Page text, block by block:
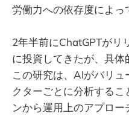
労働力への依存度によっ
2年半前にChatGPTがリ
に投資してきたが、具体
この研究は、AIがバリ
クターごとに分析する
ンから運用上のアプロ